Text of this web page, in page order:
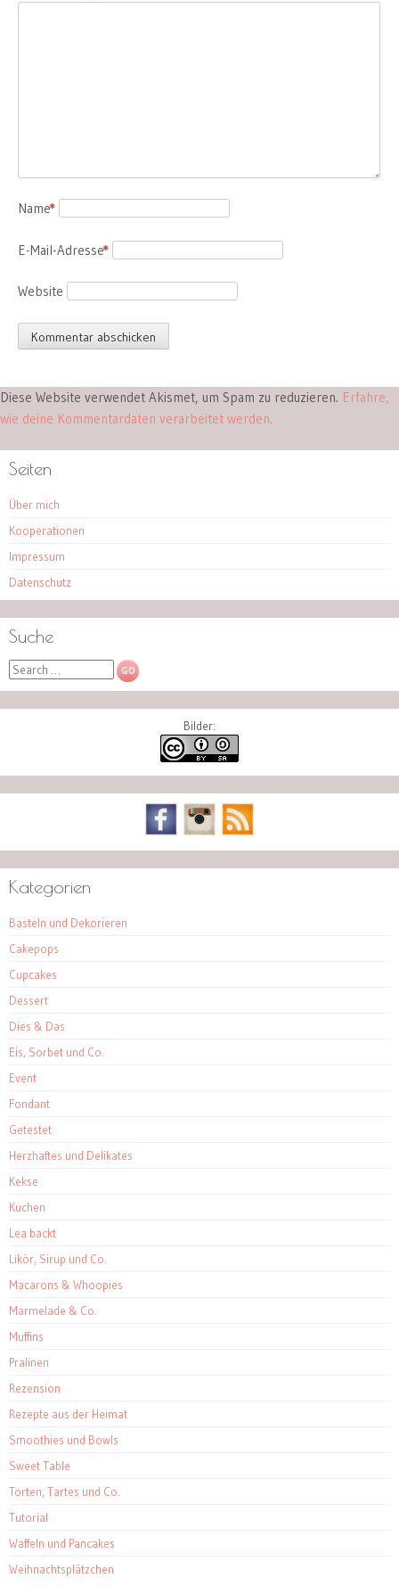
Name
*
E-Mail-Adresse
*
Website
Diese Website verwendet Akismet, um Spam zu reduzieren. Erfahre,
wie deine Kommentardaten verarbeitet werden.
Seiten
Über mich
Kooperationen
Impressum
Datenschutz
Suche
Search
Bilder:
Kategorien
Basteln und Dekorieren
Cakepops
Cupcakes
Dessert
Dies & Das
Eis, Sorbet und Co.
Event
Fondant
Getestet
Herzhaftes und Delikates
Kekse
Kuchen
Lea backt
Likör, Sirup und Co.
Macarons & Whoopies
Marmelade & Co.
Muffins
Pralinen
Rezension
Rezepte aus der Heimat
Smoothies und Bowls
Sweet Table
Torten, Tartes und Co.
Tutorial
Waffeln und Pancakes
Weihnachtsplätzchen